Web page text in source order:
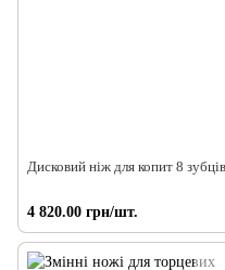
Дисковий ніж для копит 8 зубців
4 820.00 грн/шт.